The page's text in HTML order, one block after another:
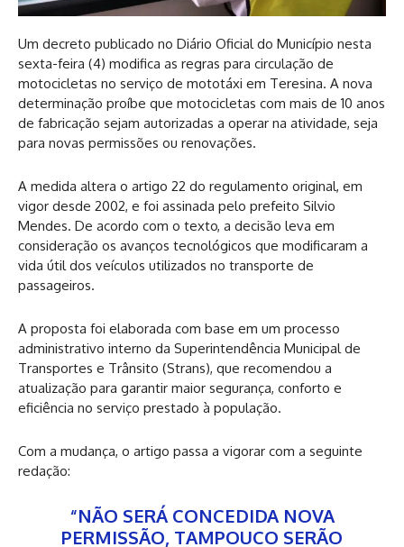
Um decreto publicado no Diário Oficial do Município nesta
sexta-feira (4) modifica as regras para circulação de
motocicletas no serviço de mototáxi em Teresina. A nova
determinação proíbe que motocicletas com mais de 10 anos
de fabricação sejam autorizadas a operar na atividade, seja
para novas permissões ou renovações.
A medida altera o artigo 22 do regulamento original, em
vigor desde 2002, e foi assinada pelo prefeito Silvio
Mendes. De acordo com o texto, a decisão leva em
consideração os avanços tecnológicos que modificaram a
vida útil dos veículos utilizados no transporte de
passageiros.
A proposta foi elaborada com base em um processo
administrativo interno da Superintendência Municipal de
Transportes e Trânsito (Strans), que recomendou a
atualização para garantir maior segurança, conforto e
eficiência no serviço prestado à população.
Com a mudança, o artigo passa a vigorar com a seguinte
redação:
“NÃO SERÁ CONCEDIDA NOVA
PERMISSÃO, TAMPOUCO SERÃO